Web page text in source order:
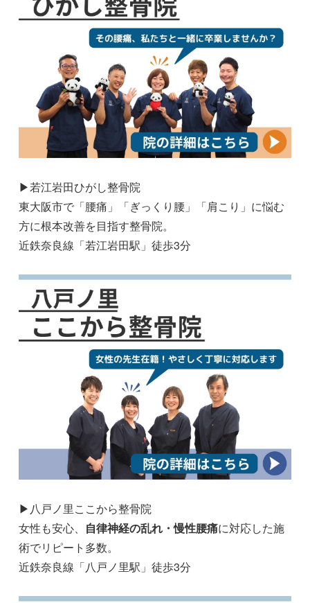
▶若江岩田ひがし整骨院
東大阪市で「腰痛」「ぎっくり腰」「肩こり」に悩む
方に根本改善を目指す整骨院。
近鉄奈良線「若江岩田駅」徒歩3分
▶八戸ノ里ここから整骨院
女性も安心、 自律神経の乱れ・慢性腰痛に対応した施
術でリピート多数。
近鉄奈良線「八戸ノ里駅」徒歩3分